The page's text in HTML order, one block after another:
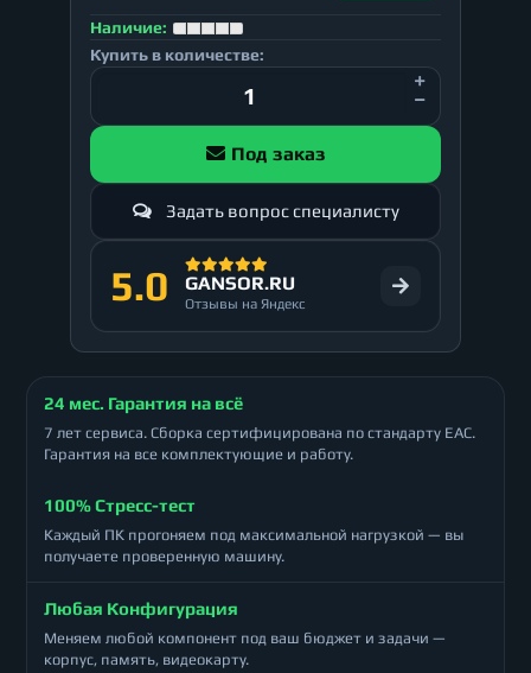
Наличие:
Купить в количестве:
Под заказ
Задать вопрос специалисту
5.0 GANSOR.RU
Отзывы на Яндекс
24 мес. Гарантия на всё
7 лет сервиса. Сборка сертифицирована по стандарту ЕАС.
Гарантия на все комплектующие и работу.
100% Стресс-тест
Каждый ПК прогоняем под максимальной нагрузкой — вы
получаете проверенную машину.
Любая Конфигурация
Меняем любой компонент под ваш бюджет и задачи —
корпус, память, видеокарту.